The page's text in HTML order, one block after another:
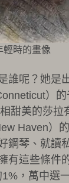
輕時的畫像
誰呢？她是
）
甜美的莎拉
Haven）
鋼琴、就讀
這些條件
，萬中選